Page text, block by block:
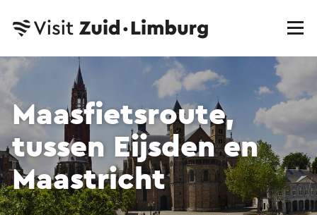
Maasfietsroute,
tussen Eijsden en
Maastricht